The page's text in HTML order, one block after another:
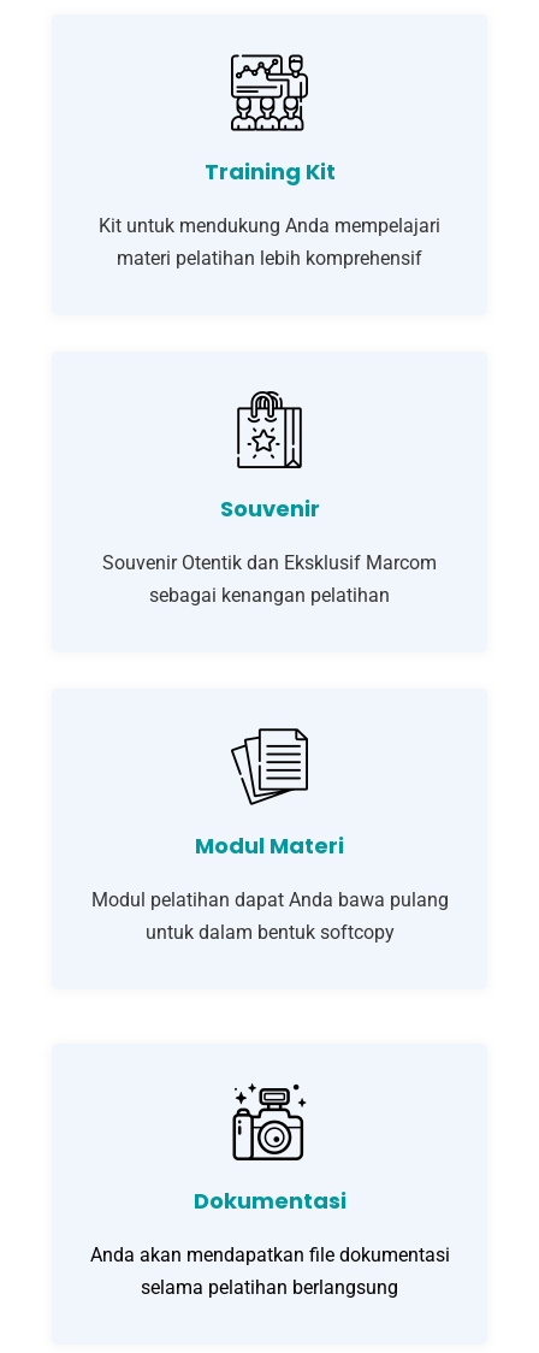
Training Kit
Kit untuk mendukung Anda mempelajari
materi pelatihan lebih komprehensif
Souvenir
Souvenir Otentik dan Eksklusif Marcom
sebagai kenangan pelatihan
Modul Materi
Modul pelatihan dapat Anda bawa pulang
untuk dalam bentuk softcopy
Dokumentasi
Anda akan mendapatkan file dokumentasi
selama pelatihan berlangsung